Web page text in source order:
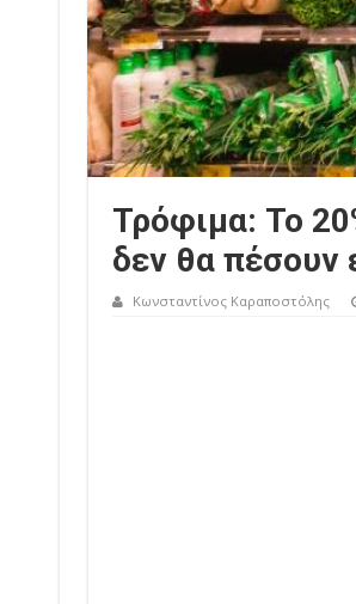
Τρόφιμα: Το
δεν θα πέσουν
Κωνσταντίνος Καραποστόλης